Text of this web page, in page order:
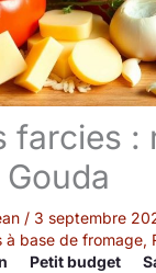
farcies :
/ 3 septembre
à base de fromage,
Petit budget